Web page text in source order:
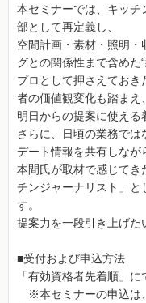
本セミナーでは、キッ
部として再定義し、
空間計画・素材・照明
グとの関係性まで含めた
プロとして押さえてお
者の価値観変化も踏まえ、
明日からの提案に使える
さらに、日頃の業務で
デート情報を共有しなが
本間氏が取材で感じてき
チンジャーナリスト」と
す。
提案力を一段引き上げた
■受付および申込方法
「有効資格者先着順」に
※本セミナーの申込は